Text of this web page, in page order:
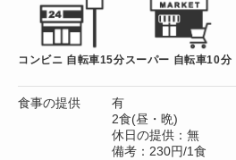
コンビニ 自転車15分 スーパー 自転車10分
食事の提供
有
2食(昼・晩)
休日の提供：無
備考：230円/1食